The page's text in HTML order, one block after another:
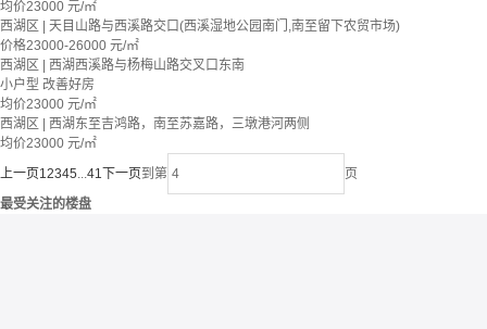
均价23000 元/㎡
西湖区 | 天目山路与西溪路交口(西溪湿地公园南门,南至留下农贸市场)
价格23000-26000 元/㎡
西湖区 | 西湖西溪路与杨梅山路交叉口东南
小户型 改善好房
均价23000 元/㎡
西湖区 | 西湖东至吉鸿路，南至苏嘉路，三墩港河两侧
均价23000 元/㎡
上一页12345...41 下一页到第
页
最受关注的楼盘